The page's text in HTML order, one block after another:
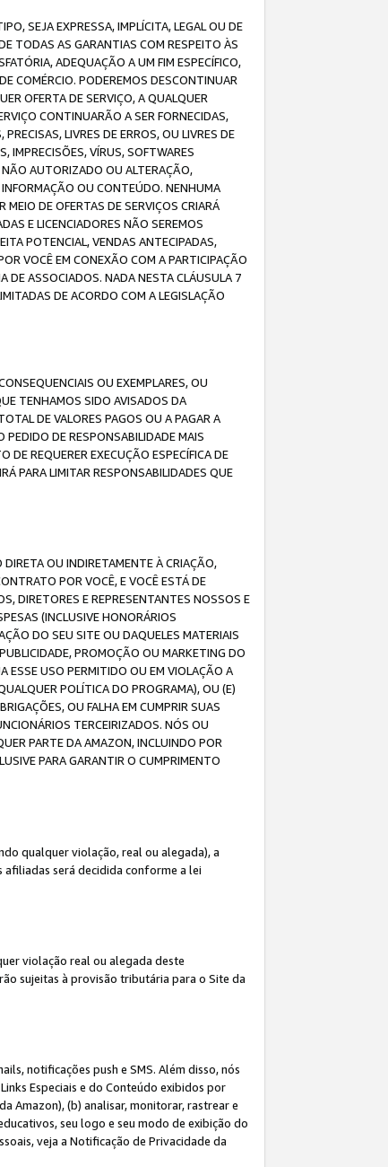
SEJA EXPRESSA, IMPLÍCITA, LEGAL OU DE
TODAS AS GARANTIAS COM RESPEITO ÀS
ADEQUAÇÃO A UM FIM ESPECÍFICO,
COMÉRCIO. PODEREMOS DESCONTINUAR
OFERTA DE SERVIÇO, A QUALQUER
CONTINUARÃO A SER FORNECIDAS,
LIVRES DE ERROS, OU LIVRES DE
IMPRECISÕES, VÍRUS, SOFTWARES
NÃO AUTORIZADO OU ALTERAÇÃO,
OU CONTEÚDO. NENHUMA
DE OFERTAS DE SERVIÇOS CRIARÁ
E LICENCIADORES NÃO SEREMOS
POTENCIAL, VENDAS ANTECIPADAS,
VOCÊ EM CONEXÃO COM A PARTICIPAÇÃO
DE ASSOCIADOS. NADA NESTA CLÁUSULA 7
DE ACORDO COM A LEGISLAÇÃO
OU EXEMPLARES, OU
TENHAMOS SIDO AVISADOS DA
DE VALORES PAGOS OU A PAGAR A
DE RESPONSABILIDADE MAIS
REQUERER EXECUÇÃO ESPECÍFICA DE
PARA LIMITAR RESPONSABILIDADES QUE
OU INDIRETAMENTE À CRIAÇÃO,
POR VOCÊ, E VOCÊ ESTÁ DE
DIRETORES E REPRESENTANTES NOSSOS E
(INCLUSIVE HONORÁRIOS
DO SEU SITE OU DAQUELES MATERIAIS
PROMOÇÃO OU MARKETING DO
ESSE USO PERMITIDO OU EM VIOLAÇÃO A
POLÍTICA DO PROGRAMA), OU (E)
OU FALHA EM CUMPRIR SUAS
TERCEIRIZADOS. NÓS OU
PARTE DA AMAZON, INCLUINDO POR
PARA GARANTIR O CUMPRIMENTO
qualquer violação, real ou alegada), a
afiliadas será decidida conforme a lei
violação real ou alegada deste
sujeitas à provisão tributária para o Site da
notificações push e SMS. Além disso, nós
Especiais e do Conteúdo exibidos por
Amazon), (b) analisar, monitorar, rastrear e
seu logo e seu modo de exibição do
veja a Notificação de Privacidade da